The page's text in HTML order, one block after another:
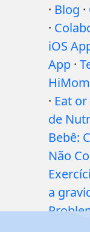
· Blog ·
·
iOS
App ·
· Eat
de
Bebê:
Não
a